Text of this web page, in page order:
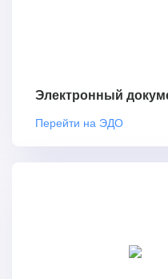
Электронный
Перейти на ЭДО